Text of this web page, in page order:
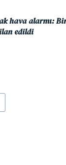
hava alarmı:
edildi